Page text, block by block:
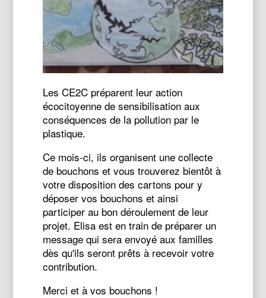
Les CE2C préparent leur action
écocitoyenne de sensibilisation aux
conséquences de la pollution par le
plastique.
Ce mois-ci, ils organisent une collecte
de bouchons et vous trouverez bientôt à
votre disposition des cartons pour y
déposer vos bouchons et ainsi
participer au bon déroulement de leur
projet. Elisa est en train de préparer un
message qui sera envoyé aux familles
dès qu'ils seront prêts à recevoir votre
contribution.
Merci et à vos bouchons !